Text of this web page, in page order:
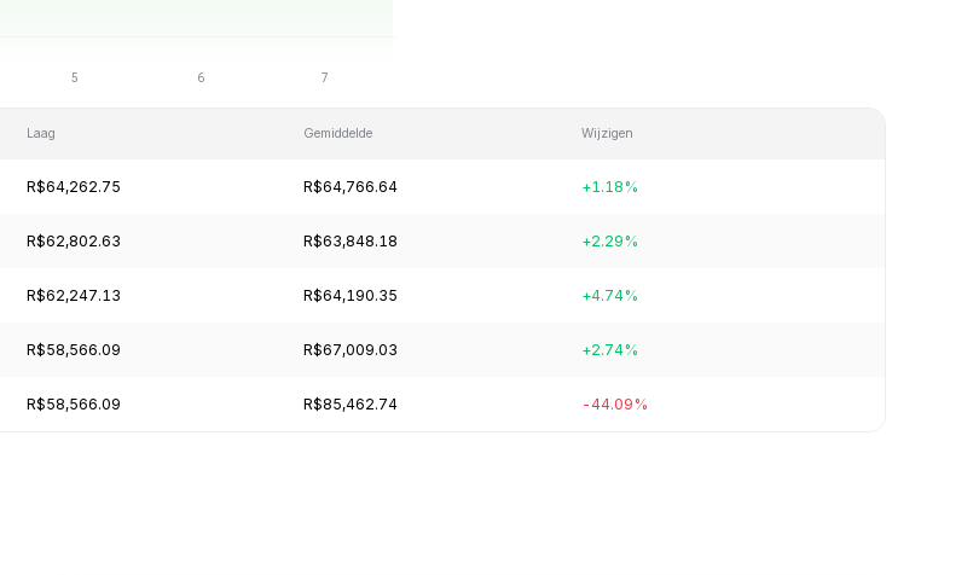
Laag Gemiddelde Wijzigen
R$64,262.75 R$64,766.64 +1.18%
R$62,802.63 R$63,848.18 +2.29%
R$62,247.13 R$64,190.35 +4.74%
R$58,566.09 R$67,009.03 +2.74%
R$58,566.09 R$85,462.74 -44.09%